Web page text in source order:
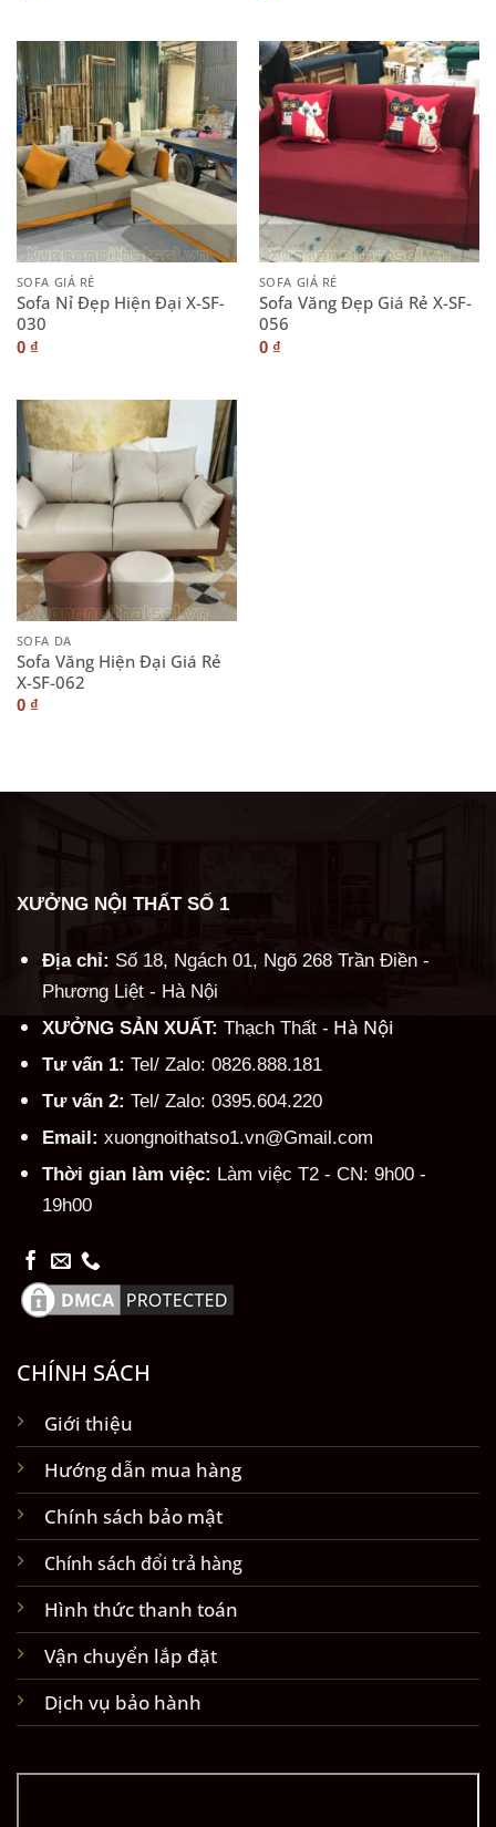
SOFA GIÁ RẺ
Sofa Nỉ Đẹp Hiện Đại X-SF-
030
0 ₫
SOFA GIÁ RẺ
Sofa Văng Đẹp Giá Rẻ X-SF-
056
0 ₫
SOFA DA
Sofa Văng Hiện Đại Giá Rẻ
X-SF-062
0 ₫
XƯỞNG NỘI THẤT SỐ 1
Địa chỉ: Số 18, Ngách 01, Ngõ 268 Trần Điền -
Phương Liệt - Hà Nội
XƯỞNG SẢN XUẤT: Thạch Thất - Hà Nội
Tư vấn 1: Tel/ Zalo: 0826.888.181
Tư vấn 2: Tel/ Zalo: 0395.604.220
Email: xuongnoithatso1.vn@Gmail.com
Thời gian làm việc: Làm việc T2 - CN: 9h00 -
19h00
CHÍNH SÁCH
Giới thiệu
Hướng dẫn mua hàng
Chính sách bảo mật
Chính sách đổi trả hàng
Hình thức thanh toán
Vận chuyển lắp đặt
Dịch vụ bảo hành